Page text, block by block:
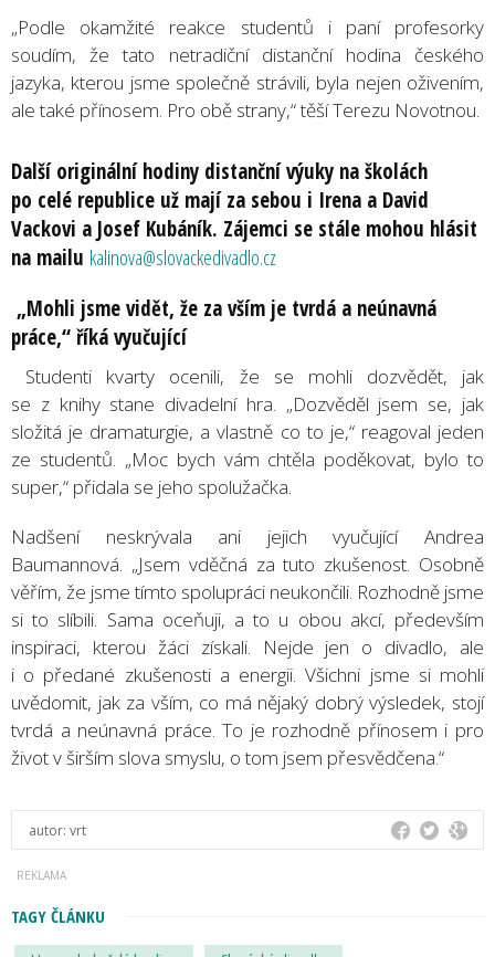
„Podle okamžité reakce studentů i paní profesorky
soudím, že tato netradiční distanční hodina českého
jazyka, kterou jsme společně strávili, byla nejen oživením,
ale také přínosem. Pro obě strany,“ těší Terezu Novotnou.
Další originální hodiny distanční výuky na školách
po celé republice už mají za sebou i Irena a David
Vackovi a Josef Kubáník. Zájemci se stále mohou hlásit
na mailu kalinova@slovackedivadlo.cz
„Mohli jsme vidět, že za vším je tvrdá a neúnavná
práce,“ říká vyučující
Studenti kvarty ocenili, že se mohli dozvědět, jak
se z knihy stane divadelní hra. „Dozvěděl jsem se, jak
složitá je dramaturgie, a vlastně co to je,“ reagoval jeden
ze studentů. „Moc bych vám chtěla poděkovat, bylo to
super,“ přidala se jeho spolužačka.
Nadšení neskrývala ani jejich vyučující Andrea
Baumannová. „Jsem vděčná za tuto zkušenost. Osobně
věřím, že jsme tímto spolupráci neukončili. Rozhodně jsme
si to slíbili. Sama oceňuji, a to u obou akcí, především
inspiraci, kterou žáci získali. Nejde jen o divadlo, ale
i o předané zkušenosti a energii. Všichni jsme si mohli
uvědomit, jak za vším, co má nějaký dobrý výsledek, stojí
tvrdá a neúnavná práce. To je rozhodně přínosem i pro
život v širším slova smyslu, o tom jsem přesvědčena.“
autor: vrt
TAGY ČLÁNKU